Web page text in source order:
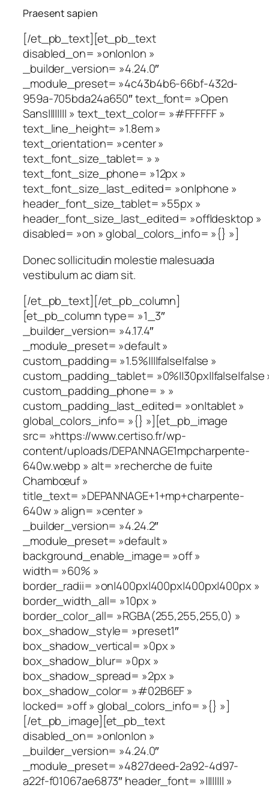
Praesent sapien
[/et_pb_text][et_pb_text
disabled_on= »on|on|on »
_builder_version= »4.24.0″
_module_preset= »4c43b4b6-66bf-432d-
959a-705bda24a650″ text_font= »Open
Sans|||||||| » text_text_color= »#FFFFFF »
text_line_height= »1.8em »
text_orientation= »center »
text_font_size_tablet= » »
text_font_size_phone= »12px »
text_font_size_last_edited= »on|phone »
header_font_size_tablet= »55px »
header_font_size_last_edited= »off|desktop »
disabled= »on » global_colors_info= »{} »]
Donec sollicitudin molestie malesuada
vestibulum ac diam sit.
[/et_pb_text][/et_pb_column]
[et_pb_column type= »1_3″
_builder_version= »4.17.4″
_module_preset= »default »
custom_padding= »1.5%||||false|false »
custom_padding_tablet= »0%||30px||false|false
custom_padding_phone= » »
custom_padding_last_edited= »on|tablet »
global_colors_info= »{} »][et_pb_image
src= »https://www.certiso.fr/wp-
content/uploads/DEPANNAGE1mpcharpente-
640w.webp » alt= »recherche de fuite
Chambœuf »
title_text= »DEPANNAGE+1+mp+charpente-
640w » align= »center »
_builder_version= »4.24.2″
_module_preset= »default »
background_enable_image= »off »
width= »60% »
border_radii= »on|400px|400px|400px|400px »
border_width_all= »10px »
border_color_all= »RGBA(255,255,255,0) »
box_shadow_style= »preset1″
box_shadow_vertical= »0px »
box_shadow_blur= »0px »
box_shadow_spread= »2px »
box_shadow_color= »#02B6EF »
locked= »off » global_colors_info= »{} »]
[/et_pb_image][et_pb_text
disabled_on= »on|on|on »
_builder_version= »4.24.0″
_module_preset= »4827deed-2a92-4d97-
a22f-f01067ae6873″ header_font= »|||||||| »